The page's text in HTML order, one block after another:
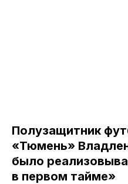
Полузащитник
«Тюмень»
было
в первом тайме»